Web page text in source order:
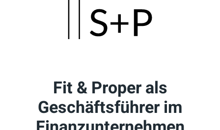
Fit & Proper als
Geschäftsführer im